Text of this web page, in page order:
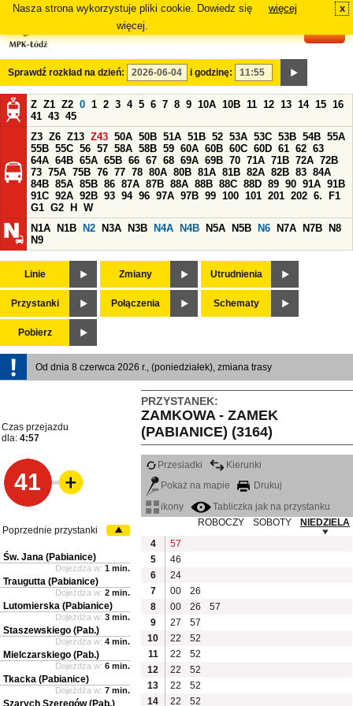
Nasza strona wykorzystuje pliki cookie. Dowiedz się
więcej.
więcej x
Sprawdź rozkład na dzień: i godzinę:
Z Z1 Z2 0 1 2 3 4 5 6 7 8 9 10A 10B 11 12 13 14 15 16
41 43 45
Z3 Z6 Z13 Z43 50A 50B 51A 51B 52 53A 53C 53B 54B 55A
55B 55C 56 57 58A 58B 59 60A 60B 60C 60D 61 62 63
64A 64B 65A 65B 66 67 68 69A 69B 70 71A 71B 72A 72B
73 75A 75B 76 77 78 80A 80B 81A 81B 82A 82B 83 84A
84B 85A 85B 86 87A 87B 88A 88B 88C 88D 89 90 91A 91B
91C 92A 92B 93 94 96 97A 97B 99 100 101 201 202 6.
F1
G1 G2 H
W
N1A
N1B N2 N3A N3B N4A N4B N5A N5B N6 N7A N7B
N8
N9
Linie Zmiany Utrudnienia
Przystanki Połączenia Schematy
Pobierz
Od dnia 8 czerwca 2026 r., (poniedziałek), zmiana trasy
PRZYSTANEK:
ZAMKOWA - ZAMEK
(PABIANICE) (3164)
Czas przejazdu
dla: 4:57
41
Przesiadki
Kierunki
Pokaż na mapie
Drukuj
ikony
Tabliczka jak na przystanku
ROBOCZY
SOBOTY
NIEDZIELA
4
57
5
46
6
24
7
00
26
8
00 26
57
9
27
57
10
22
52
11
22
52
12
22
52
13
22
52
14
22 52
Poprzednie przystanki
Św. Jana (Pabianice)
Dojeżdża w: 1 min.
Traugutta (Pabianice)
Dojeżdża w: 2 min.
Lutomierska (Pabianice)
Dojeżdża w: 3 min.
Staszewskiego (Pab.)
Dojeżdża w: 4 min.
Mielczarskiego (Pab.)
Dojeżdża w: 6 min.
Tkacka (Pabianice)
Dojeżdża w: 7 min.
Szarych Szeregów (Pab.)